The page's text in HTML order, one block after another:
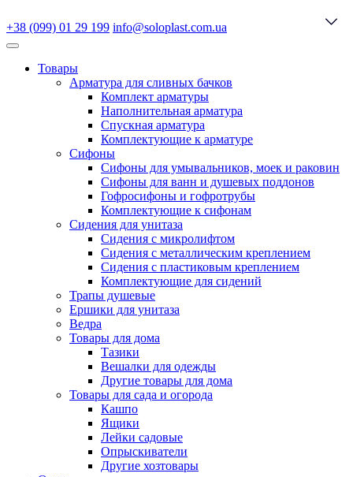
+38 (099) 01 29 199 info@soloplast.com.ua
Товары
Арматура для сливных бачков
Комплект арматуры
Наполнительная арматура
Спускная арматура
Комплектующие к арматуре
Сифоны
Сифоны для умывальников, моек и раковин
Сифоны для ванн и душевых поддонов
Гофросифоны и гофротрубы
Комплектующие к сифонам
Сидения для унитаза
Сидения с микролифтом
Сидения с металлическим креплением
Сидения с пластиковым креплением
Комплектующие для сидений
Трапы душевые
Ершики для унитаза
Ведра
Товары для дома
Тазики
Вешалки для одежды
Другие товары для дома
Товары для сада и огорода
Кашпо
Ящики
Лейки садовые
Опрыскиватели
Другие хозтовары